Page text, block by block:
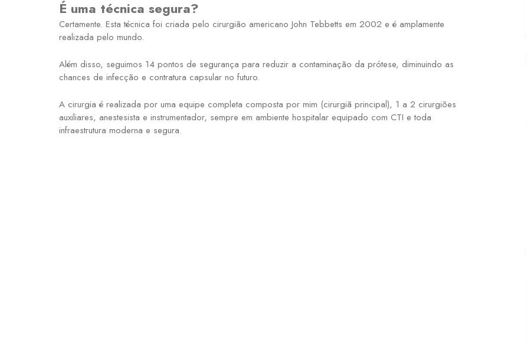
É uma técnica segura?
Certamente. Esta técnica foi criada pelo cirurgião americano John Tebbetts em 2002 e é amplamente
realizada pelo mundo.
Além disso, seguimos 14 pontos de segurança para reduzir a contaminação da prótese, diminuindo as
chances de infecção e contratura capsular no futuro.
A cirurgia é realizada por uma equipe completa composta por mim (cirurgiã principal), 1 a 2 cirurgiões
auxiliares, anestesista e instrumentador, sempre em ambiente hospitalar equipado com CTI e toda
infraestrutura moderna e segura.